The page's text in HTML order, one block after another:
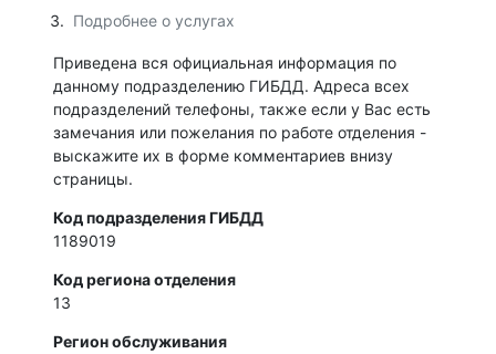
Подробнее о услугах
Приведена вся официальная информация по
данному подразделению ГИБДД. Адреса всех
подразделений телефоны, также если у Вас есть
замечания или пожелания по работе отделения -
выскажите их в форме комментариев внизу
страницы.
Код подразделения ГИБДД
1189019
Код региона отделения
13
Регион обслуживания